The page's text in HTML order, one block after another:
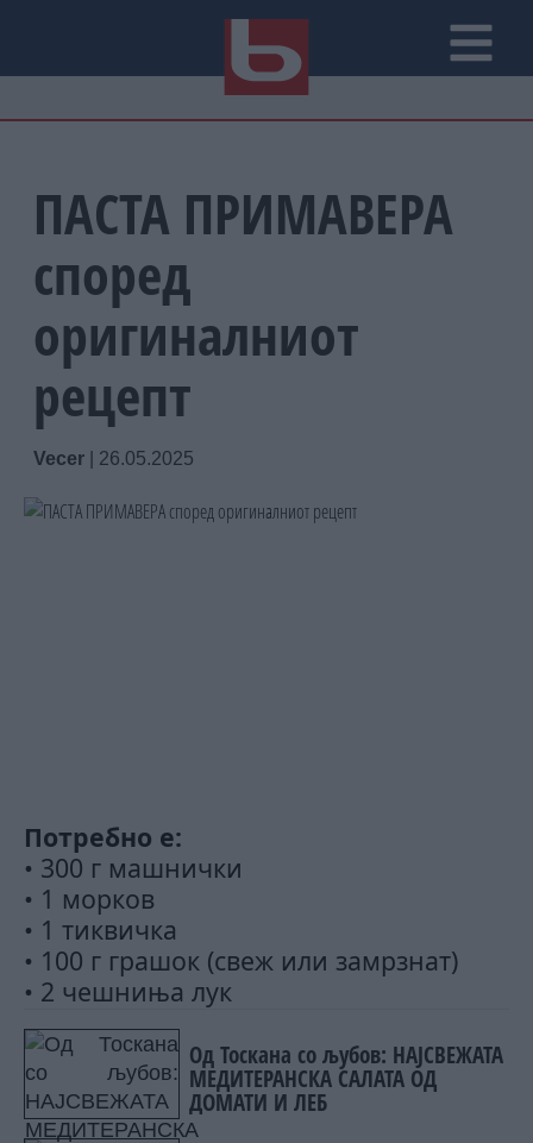
ПАСТА ПРИМАВЕРА
според
оригиналниот
рецепт
Vecer 26.05.2025
Потребно е:
• 300 г машнички
• 1 морков
• 1 тиквичка
• 100 г грашок (свеж или замрзнат)
• 2 чешниња лук
Од Тоскана со љубов: НАЈСВЕЖАТА
МЕДИТЕРАНСКА САЛАТА ОД
ДОМАТИ И ЛЕБ